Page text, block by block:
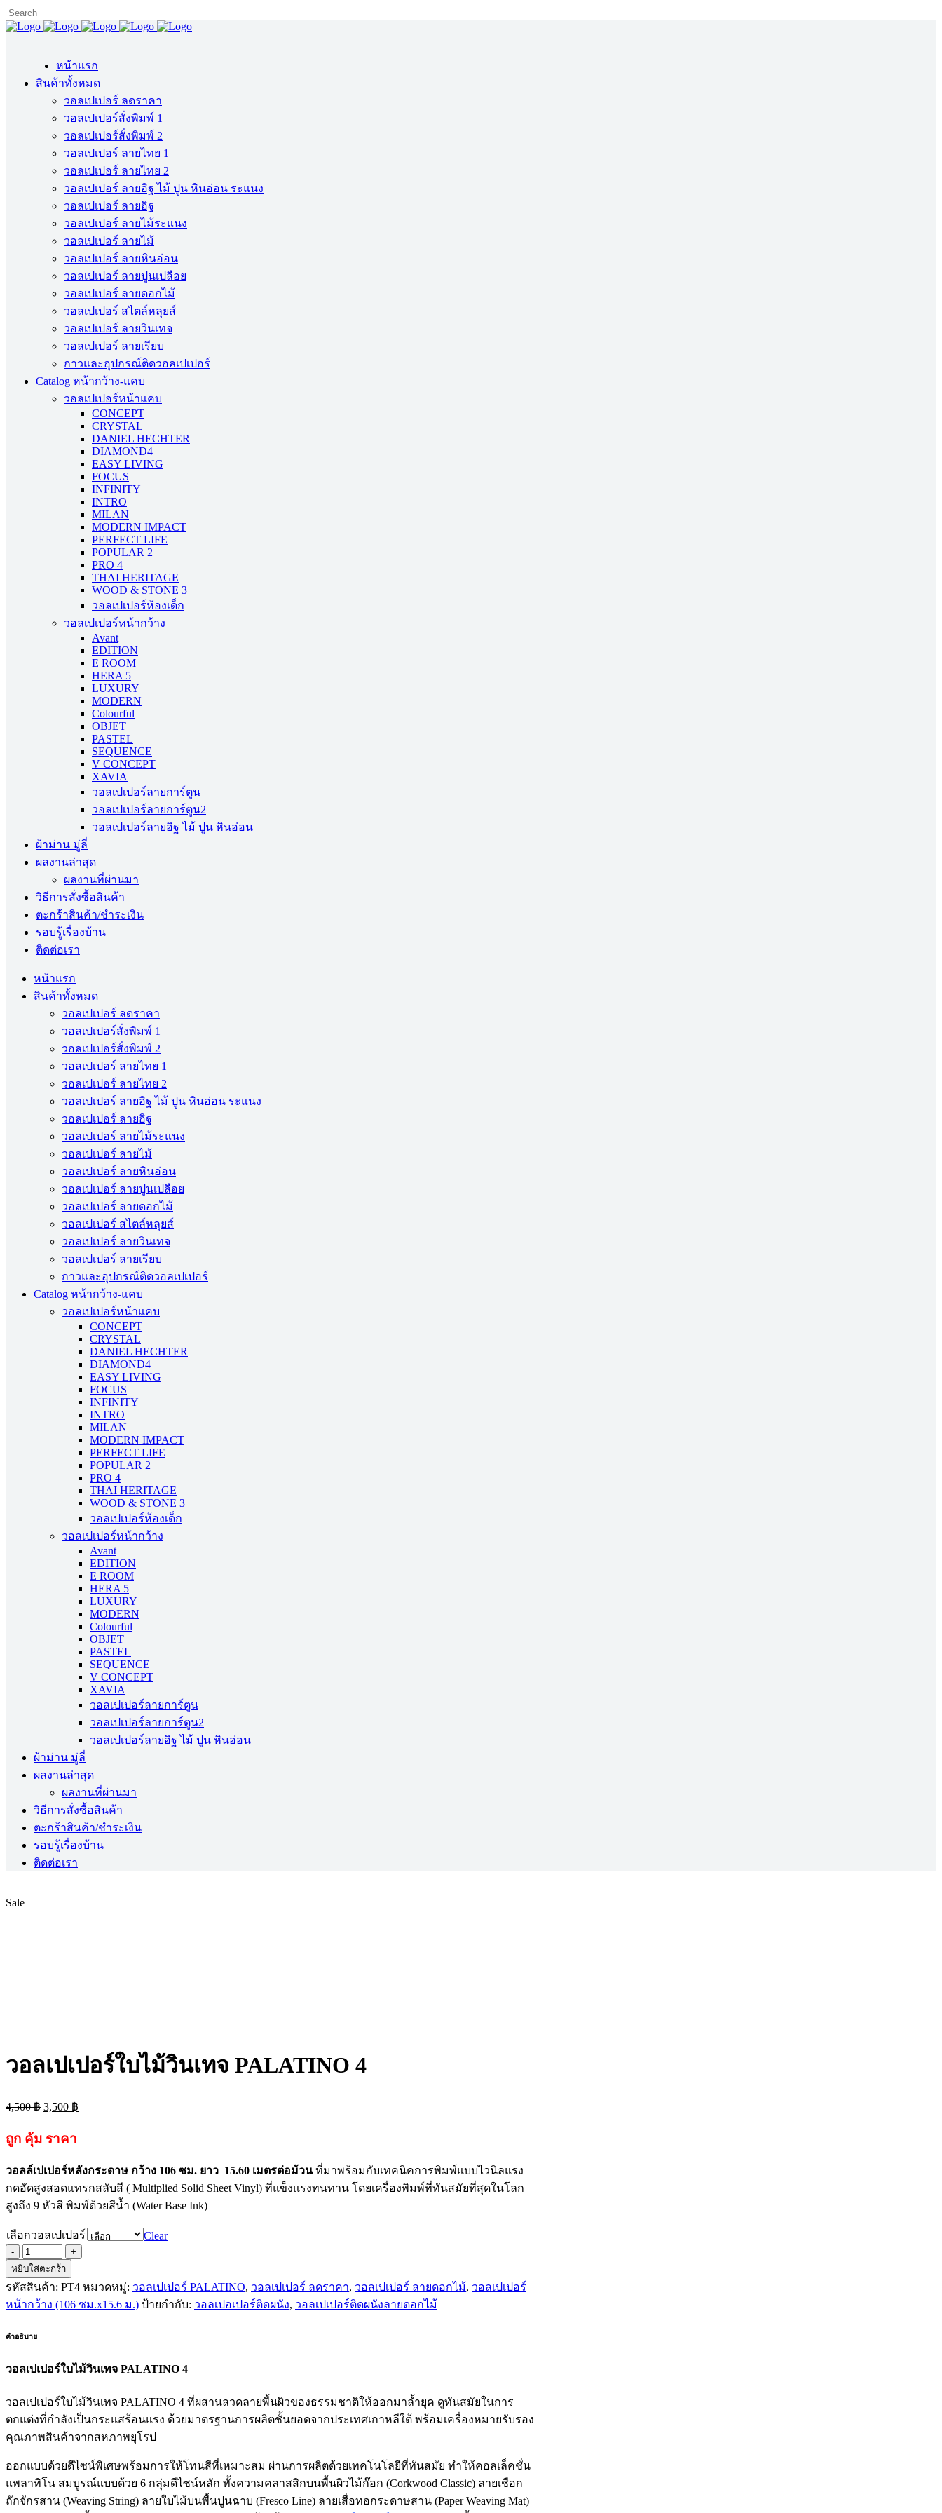
หน้าแรก
สินค้าทั้งหมด
วอลเปเปอร์ ลดราคา
วอลเปเปอร์สั่งพิมพ์ 1
วอลเปเปอร์สั่งพิมพ์ 2
วอลเปเปอร์ ลายไทย 1
วอลเปเปอร์ ลายไทย 2
วอลเปเปอร์ ลายอิฐ ไม้ ปูน หินอ่อน ระแนง
วอลเปเปอร์ ลายอิฐ
วอลเปเปอร์ ลายไม้ระแนง
วอลเปเปอร์ ลายไม้
วอลเปเปอร์ ลายหินอ่อน
วอลเปเปอร์ ลายปูนเปลือย
วอลเปเปอร์ ลายดอกไม้
วอลเปเปอร์ สไตล์หลุยส์
วอลเปเปอร์ ลายวินเทจ
วอลเปเปอร์ ลายเรียบ
กาวและอุปกรณ์ติดวอลเปเปอร์
Catalog หน้ากว้าง-แคบ
วอลเปเปอร์หน้าแคบ
CONCEPT
CRYSTAL
DANIEL HECHTER
DIAMOND4
EASY LIVING
FOCUS
INFINITY
INTRO
MILAN
MODERN IMPACT
PERFECT LIFE
POPULAR 2
PRO 4
THAI HERITAGE
WOOD & STONE 3
วอลเปเปอร์ห้องเด็ก
วอลเปเปอร์หน้ากว้าง
Avant
EDITION
E ROOM
HERA 5
LUXURY
MODERN
Colourful
OBJET
PASTEL
SEQUENCE
V CONCEPT
XAVIA
วอลเปเปอร์ลายการ์ตูน
วอลเปเปอร์ลายการ์ตูน2
วอลเปเปอร์ลายอิฐ ไม้ ปูน หินอ่อน
ผ้าม่าน มู่ลี่
ผลงานล่าสุด
ผลงานที่ผ่านมา
วิธีการสั่งซื้อสินค้า
ตะกร้าสินค้า/ชำระเงิน
รอบรู้เรื่องบ้าน
ติดต่อเรา
หน้าแรก
สินค้าทั้งหมด
วอลเปเปอร์ ลดราคา
วอลเปเปอร์สั่งพิมพ์ 1
วอลเปเปอร์สั่งพิมพ์ 2
วอลเปเปอร์ ลายไทย 1
วอลเปเปอร์ ลายไทย 2
วอลเปเปอร์ ลายอิฐ ไม้ ปูน หินอ่อน ระแนง
วอลเปเปอร์ ลายอิฐ
วอลเปเปอร์ ลายไม้ระแนง
วอลเปเปอร์ ลายไม้
วอลเปเปอร์ ลายหินอ่อน
วอลเปเปอร์ ลายปูนเปลือย
วอลเปเปอร์ ลายดอกไม้
วอลเปเปอร์ สไตล์หลุยส์
วอลเปเปอร์ ลายวินเทจ
วอลเปเปอร์ ลายเรียบ
กาวและอุปกรณ์ติดวอลเปเปอร์
Catalog หน้ากว้าง-แคบ
วอลเปเปอร์หน้าแคบ
CONCEPT
CRYSTAL
DANIEL HECHTER
DIAMOND4
EASY LIVING
FOCUS
INFINITY
INTRO
MILAN
MODERN IMPACT
PERFECT LIFE
POPULAR 2
PRO 4
THAI HERITAGE
WOOD & STONE 3
วอลเปเปอร์ห้องเด็ก
วอลเปเปอร์หน้ากว้าง
Avant
EDITION
E ROOM
HERA 5
LUXURY
MODERN
Colourful
OBJET
PASTEL
SEQUENCE
V CONCEPT
XAVIA
วอลเปเปอร์ลายการ์ตูน
วอลเปเปอร์ลายการ์ตูน2
วอลเปเปอร์ลายอิฐ ไม้ ปูน หินอ่อน
ผ้าม่าน มู่ลี่
ผลงานล่าสุด
ผลงานที่ผ่านมา
วิธีการสั่งซื้อสินค้า
ตะกร้าสินค้า/ชำระเงิน
รอบรู้เรื่องบ้าน
ติดต่อเรา
Sale
วอลเปเปอร์ใบไม้วินเทจ PALATINO 4
4,500฿ Original
price
4,500 ฿.
3,500 ฿
price
ถูก คุ้ม ราคา
วอลล์เปเปอร์หลังกระดาษ กว้าง 106 ซม. ยาว 15.60 เมตรต่อม้วนที่มาพร้อมกับเทคนิคการพิมพ์แบบไวนิลแรง
กดอัดสูงสอดแทรกสลับสี ( Multiplied Solid Sheet Vinyl) ที่แข็งแรงทนทาน โดยเครื่องพิมพ์ที่ทันสมัยที่สุดในโลก
สูงถึง 9 หัวสี พิมพ์ด้วยสีน้ำ (Water Base Ink)
เลือกวอลเปเปอร์ Clear
หยิบใส่ตะกร้า
รหัสสินค้า: PT4 หมวดหมู่: วอลเปเปอร์ PALATINO, วอลเปเปอร์ ลดราคา, วอลเปเปอร์ ลายดอกไม้, วอลเปเปอร์
หน้ากว้าง (106 ซม.x15.6 ม.) ป้ายกำกับ: วอลเปอเปอร์ติดผนัง, วอลเปเปอร์ติดผนังลายดอกไม้
คำอธิบาย
วอลเปเปอร์ใบไม้วินเทจ PALATINO 4
วอลเปเปอร์ใบไม้วินเทจ PALATINO 4 ที่ผสานลวดลายพื้นผิวของธรรมชาติให้ออกมาล้ำยุค ดูทันสมัยในการ
ตกแต่งที่กำลังเป็นกระแสร้อนแรง ด้วยมาตรฐานการผลิตชั้นยอดจากประเทศเกาหลีใต้ พร้อมเครื่องหมายรับรอง
คุณภาพสินค้าจากสหภาพยุโรป
ออกแบบด้วยดีไซน์พิเศษพร้อมการให้โทนสีที่เหมาะสม ผ่านการผลิตด้วยเทคโนโลยีที่ทันสมัย ทำให้คอลเล็คชั่น
แพลาทิโน สมบูรณ์แบบด้วย 6 กลุ่มดีไซน์หลัก ทั้งความคลาสสิกบนพื้นผิวไม้ก๊อก (Corkwood Classic) ลายเชือก
ถักจักรสาน (Weaving String) ลายใบไม้บนพื้นปูนฉาบ (Fresco Line) ลายเสื่อทอกระดาษสาน (Paper Weaving Mat)